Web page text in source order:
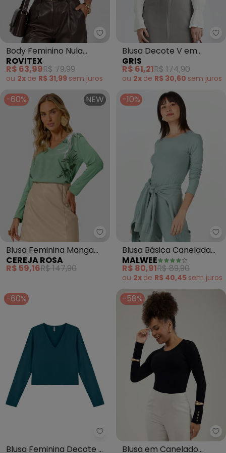
Rovitex - Body Feminino Nula
Body Feminino Nula
Manga Longa Suplex
(Preto)
ROVITEX
R$ 63,99R$ 79,99
ou 2x de R$ 31,99 sem juros
Blusa Decote V em
Viscose (Off White)
GRIS
R$ 61,21R$ 174,90
ou 2x de R$ 30,60 sem juros
-60% NEW
Cereja Rosa - Blusa Feminina
Blusa Feminina Manga
Longa Estampa Floral
(Verde)
CEREJA ROSA
R$ 59,16R$ 147,90
-10%
Blusa Básica Canelada
Manga Longa (Verde)
MALWEE
R$ 80,91R$ 89,90
ou 2x de R$ 40,45 sem juros
-60%
Marialícia - Blusa Feminina
Blusa Feminina Decote V
-58%
Blusa em Canelado